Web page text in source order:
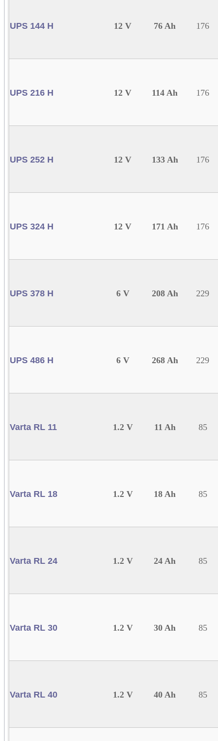
UPS 144 H 12 V 76 Ah 176
UPS 216 H 12 V 114 Ah 176
UPS 252 H 12 V 133 Ah 176
UPS 324 H 12 V 171 Ah 176
UPS 378 H 6 V 208 Ah 229
UPS 486 H 6 V 268 Ah 229
Varta RL 11 1.2 V 11 Ah 85
Varta RL 18 1.2 V 18 Ah 85
Varta RL 24 1.2 V 24 Ah 85
Varta RL 30 1.2 V 30 Ah 85
Varta RL 40 1.2 V 40 Ah 85